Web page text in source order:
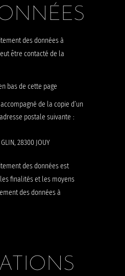
des données à
être contacté de la
bas de cette page
de la copie d’un
postale suivante :
GLIN, 28300 JOUY
des données est
finalités et les moyens
des données à